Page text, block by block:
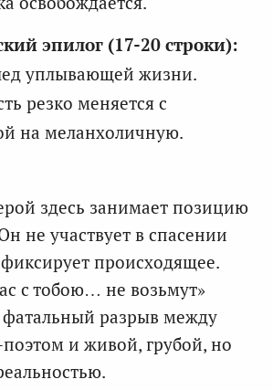
эпилог (17-20 строки):
уплывающей жизни.
резко меняется с
на меланхоличную.
здесь занимает позицию
не участвует в спасении
происходящее.
с тобою… не возьмут»
фатальный разрыв между
и живой, грубой, но